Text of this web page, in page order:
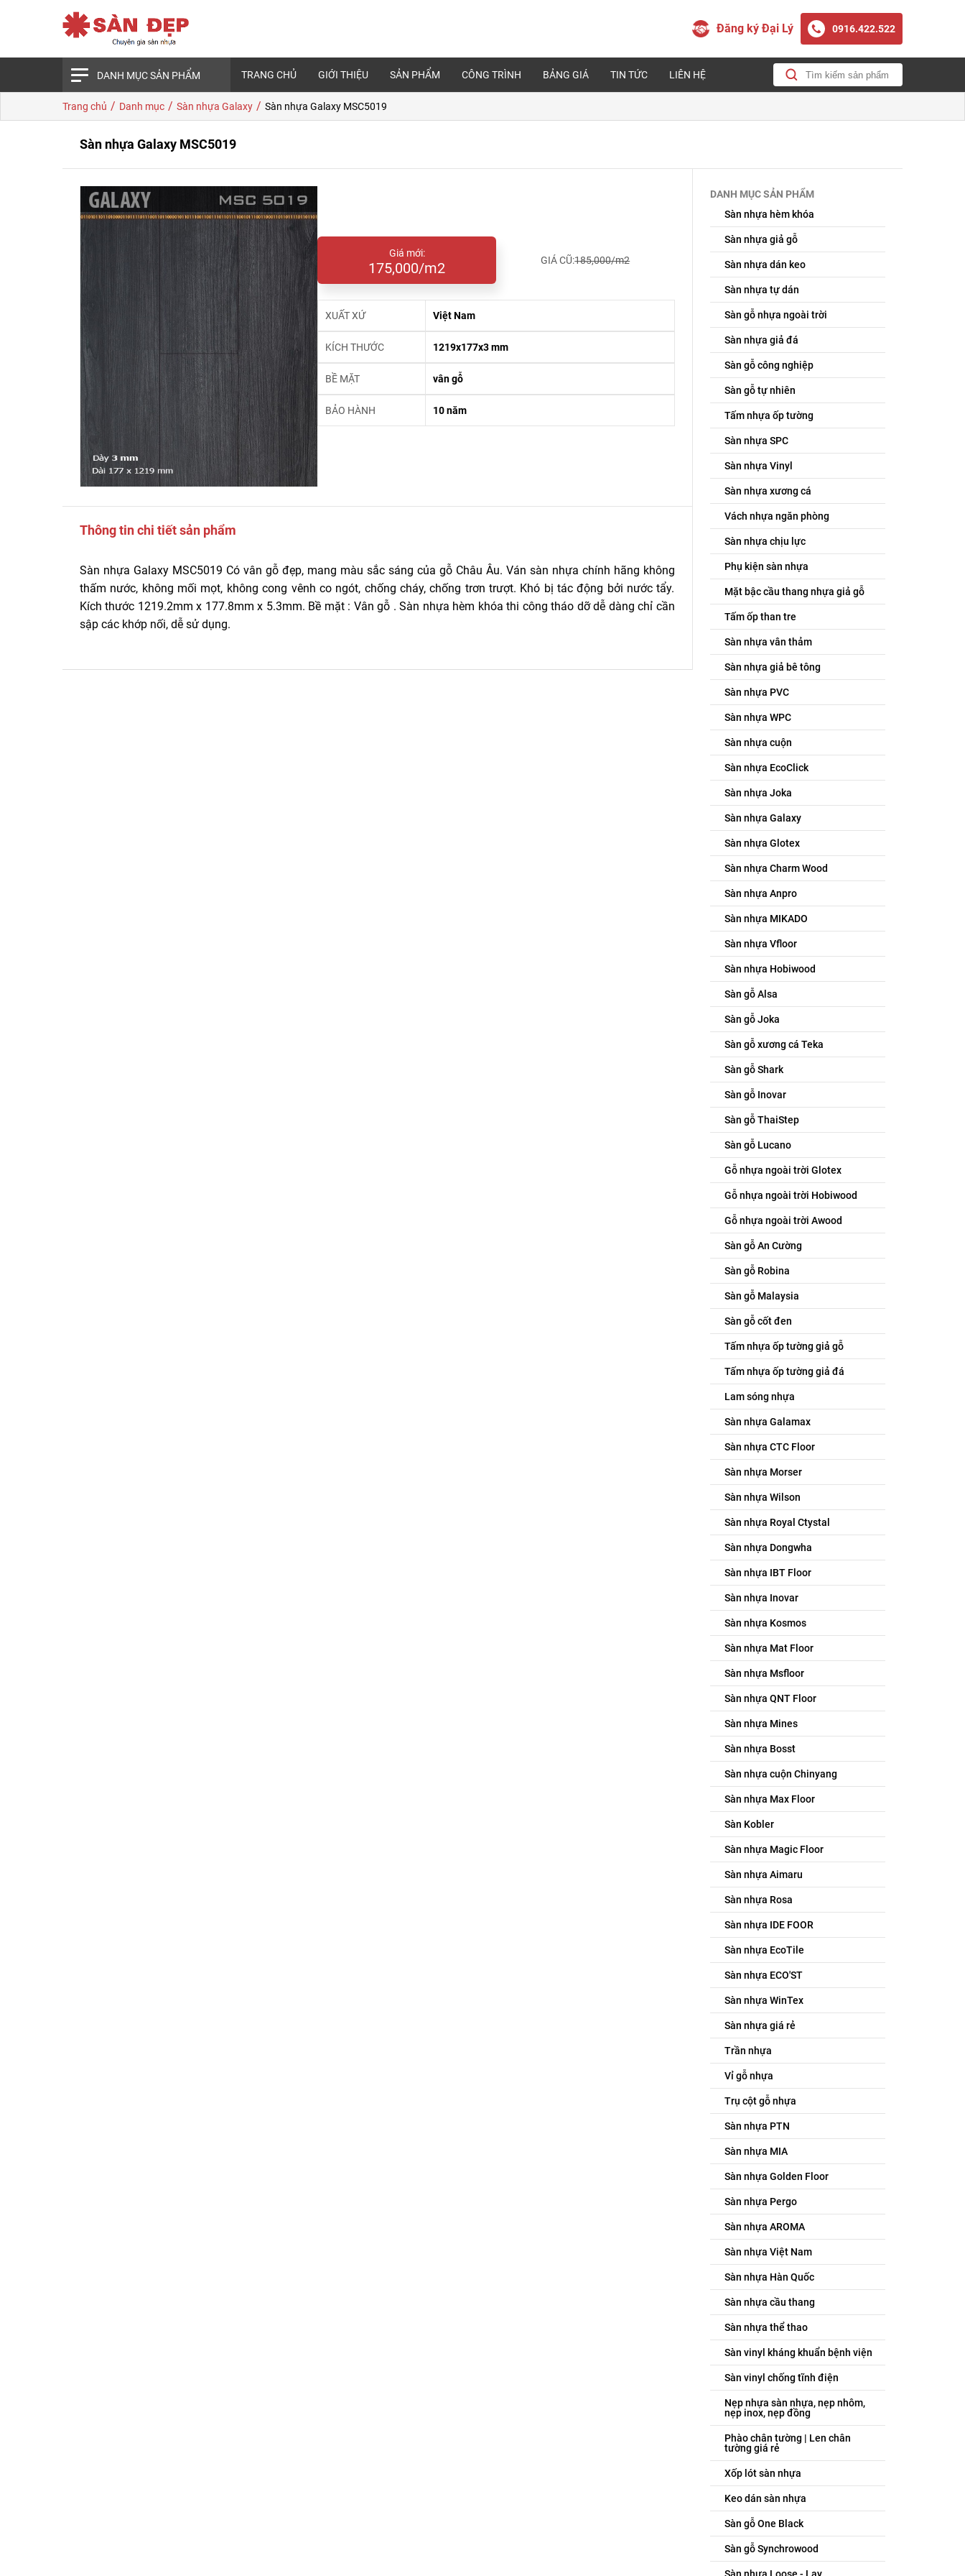
Đăng ký Đại Lý 0916.422.522
DANH MỤC SẢN PHẨM TRANG CHỦ GIỚI THIỆU SẢN PHẨM CÔNG TRÌNH BẢNG GIÁ TIN TỨC LIÊN HỆ
Trang chủ / Danh mục / Sàn nhựa Galaxy / Sàn nhựa Galaxy MSC5019
Sàn nhựa Galaxy MSC5019
Giá mới:
175,000/m2 GIÁ CŨ:185,000/m2
XUẤT XỨ Việt Nam
KÍCH THƯỚC 1219x177x3 mm
BỀ MẶT vân gỗ
BẢO HÀNH 10 năm
Thông tin chi tiết sản phẩm
Sàn nhựa Galaxy MSC5019 Có vân gỗ đẹp, mang màu sắc sáng của gỗ Châu Âu. Ván sàn nhựa chính hãng không
thấm nước, không mối mọt, không cong vênh co ngót, chống cháy, chống trơn trượt. Khó bị tác động bởi nước tẩy.
Kích thước 1219.2mm x 177.8mm x 5.3mm. Bề mặt : Vân gỗ . Sàn nhựa hèm khóa thi công tháo dỡ dễ dàng chỉ cần
sập các khớp nối, dễ sử dụng.
DANH MỤC SẢN PHẨM
Sàn nhựa hèm khóa
Sàn nhựa giả gỗ
Sàn nhựa dán keo
Sàn nhựa tự dán
Sàn gỗ nhựa ngoài trời
Sàn nhựa giả đá
Sàn gỗ công nghiệp
Sàn gỗ tự nhiên
Tấm nhựa ốp tường
Sàn nhựa SPC
Sàn nhựa Vinyl
Sàn nhựa xương cá
Vách nhựa ngăn phòng
Sàn nhựa chịu lực
Phụ kiện sàn nhựa
Mặt bậc cầu thang nhựa giả gỗ
Tấm ốp than tre
Sàn nhựa vân thảm
Sàn nhựa giả bê tông
Sàn nhựa PVC
Sàn nhựa WPC
Sàn nhựa cuộn
Sàn nhựa EcoClick
Sàn nhựa Joka
Sàn nhựa Galaxy
Sàn nhựa Glotex
Sàn nhựa Charm Wood
Sàn nhựa Anpro
Sàn nhựa MIKADO
Sàn nhựa Vfloor
Sàn nhựa Hobiwood
Sàn gỗ Alsa
Sàn gỗ Joka
Sàn gỗ xương cá Teka
Sàn gỗ Shark
Sàn gỗ Inovar
Sàn gỗ ThaiStep
Sàn gỗ Lucano
Gỗ nhựa ngoài trời Glotex
Gỗ nhựa ngoài trời Hobiwood
Gỗ nhựa ngoài trời Awood
Sàn gỗ An Cường
Sàn gỗ Robina
Sàn gỗ Malaysia
Sàn gỗ cốt đen
Tấm nhựa ốp tường giả gỗ
Tấm nhựa ốp tường giả đá
Lam sóng nhựa
Sàn nhựa Galamax
Sàn nhựa CTC Floor
Sàn nhựa Morser
Sàn nhựa Wilson
Sàn nhựa Royal Ctystal
Sàn nhựa Dongwha
Sàn nhựa IBT Floor
Sàn nhựa Inovar
Sàn nhựa Kosmos
Sàn nhựa Mat Floor
Sàn nhựa Msfloor
Sàn nhựa QNT Floor
Sàn nhựa Mines
Sàn nhựa Bosst
Sàn nhựa cuộn Chinyang
Sàn nhựa Max Floor
Sàn Kobler
Sàn nhựa Magic Floor
Sàn nhựa Aimaru
Sàn nhựa Rosa
Sàn nhựa IDE FOOR
Sàn nhựa EcoTile
Sàn nhựa ECO'ST
Sàn nhựa WinTex
Sàn nhựa giá rẻ
Trần nhựa
Vỉ gỗ nhựa
Trụ cột gỗ nhựa
Sàn nhựa PTN
Sàn nhựa MIA
Sàn nhựa Golden Floor
Sàn nhựa Pergo
Sàn nhựa AROMA
Sàn nhựa Việt Nam
Sàn nhựa Hàn Quốc
Sàn nhựa cầu thang
Sàn nhựa thể thao
Sàn vinyl kháng khuẩn bệnh viện
Sàn vinyl chống tĩnh điện
Nẹp nhựa sàn nhựa, nẹp nhôm,
nẹp inox, nẹp đồng
Phào chân tường | Len chân
tường giá rẻ
Xốp lót sàn nhựa
Keo dán sàn nhựa
Sàn gỗ One Black
Sàn gỗ Synchrowood